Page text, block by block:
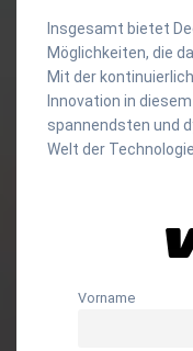
Insgesamt bietet
Möglichkeiten, die
Mit der
Innovation in
spannendsten und
Welt der Technologie.
Vorname